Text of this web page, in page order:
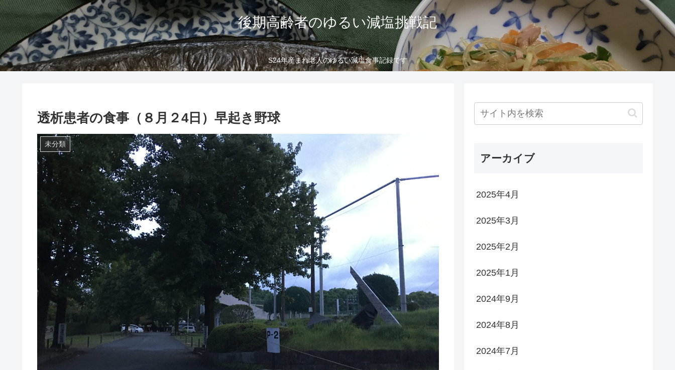
後期高齢者のゆるい減塩挑戦記
S24年産まれ老人のゆるい減塩食事記録です
透析患者の食事（８月２4日）早起き野球
未分類
アーカイブ
2025年4月
2025年3月
2025年2月
2025年1月
2024年9月
2024年8月
2024年7月